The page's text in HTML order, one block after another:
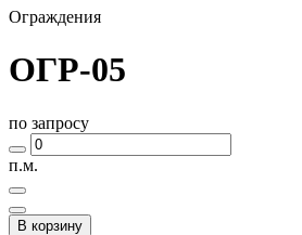
Ограждения
ОГР-05
по запросу
п.м.
В корзину